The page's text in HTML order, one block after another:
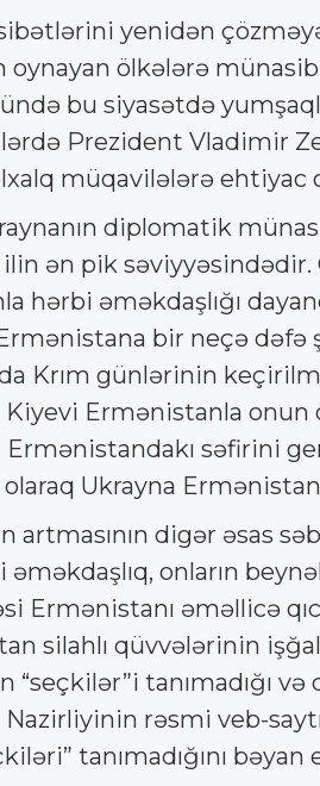
yenidən
ölkələrə
bu siyasətdə
Prezident Vladimir
müqavilələrə
diplomatik
ən pik səviyyəsindədir.
hərbi əməkdaşlığı
bir neçə dəfə
Krım günlərinin
Ermənistanla
səfirini
Ukrayna
digər əsas
əməkdaşlıq, onların
əməllicə
silahlı qüvvələrinin
tanımadığı
rəsmi veb-
tanımadığını bəyan